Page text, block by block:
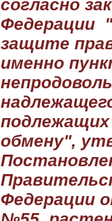
согласно
Федерации
защите
именно
обмену",
Федерации